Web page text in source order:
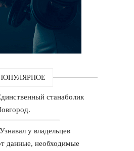
станаболик
у владельцев
данные, необходимые